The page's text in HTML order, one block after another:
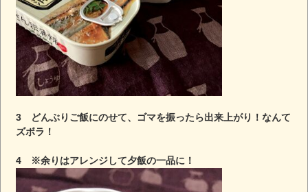
3 どんぶりご飯にのせて、ゴマを振ったら出来上がり！なんて
ズボラ！
4 ※余りはアレンジして夕飯の一品に！